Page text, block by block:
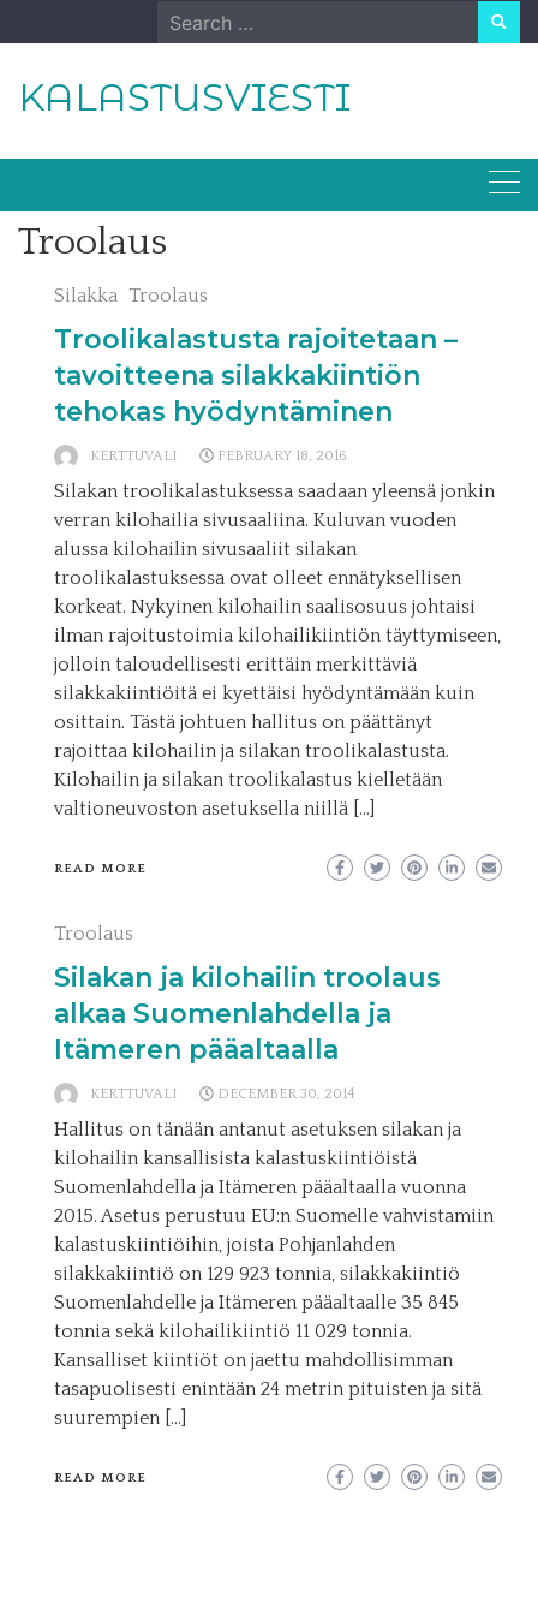
to
Search
for:
KALASTUSVIESTI
Troolaus
Silakka Troolaus
Troolikalastusta rajoitetaan –
tavoitteena silakkakiintiön
tehokas hyödyntäminen
KERTTUVALI FEBRUARY 18, 2016
Silakan troolikalastuksessa saadaan yleensä jonkin
verran kilohailia sivusaaliina. Kuluvan vuoden
alussa kilohailin sivusaaliit silakan
troolikalastuksessa ovat olleet ennätyksellisen
korkeat. Nykyinen kilohailin saalisosuus johtaisi
ilman rajoitustoimia kilohailikiintiön täyttymiseen,
jolloin taloudellisesti erittäin merkittäviä
silakkakiintiöitä ei kyettäisi hyödyntämään kuin
osittain. Tästä johtuen hallitus on päättänyt
rajoittaa kilohailin ja silakan troolikalastusta.
Kilohailin ja silakan troolikalastus kielletään
valtioneuvoston asetuksella niillä […]
READ MORE
Troolaus
Silakan ja kilohailin troolaus
alkaa Suomenlahdella ja
Itämeren pääaltaalla
KERTTUVALI DECEMBER 30, 2014
Hallitus on tänään antanut asetuksen silakan ja
kilohailin kansallisista kalastuskiintiöistä
Suomenlahdella ja Itämeren pääaltaalla vuonna
2015. Asetus perustuu EU:n Suomelle vahvistamiin
kalastuskiintiöihin, joista Pohjanlahden
silakkakiintiö on 129 923 tonnia, silakkakiintiö
Suomenlahdelle ja Itämeren pääaltaalle 35 845
tonnia sekä kilohailikiintiö 11 029 tonnia.
Kansalliset kiintiöt on jaettu mahdollisimman
tasapuolisesti enintään 24 metrin pituisten ja sitä
suurempien […]
READ MORE